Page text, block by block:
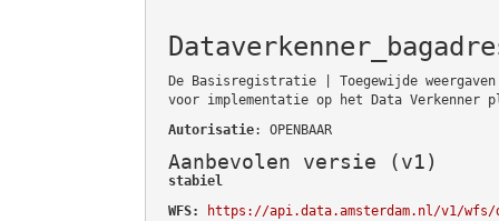
De Basisregistratie | Toegewijde
voor implementatie op het Data Verkenner
Autorisatie: OPENBAAR
Aanbevolen versie (v1)
stabiel
WFS:
https://api.data.amsterdam.nl/v1/wfs/